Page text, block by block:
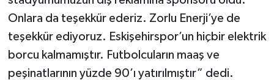
Onlara da teşekkür ederiz. Zorlu Enerji’ye de
teşekkür ediyoruz. Eskişehirspor’un hiçbir elektrik
borcu kalmamıştır. Futbolcuların maaş ve
peşinatlarının yüzde 90’ı yatırılmıştır” dedi.